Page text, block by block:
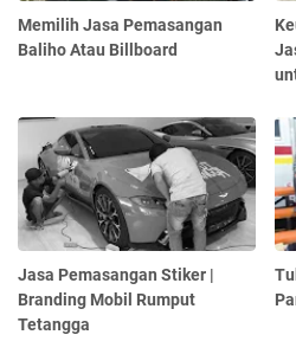
Memilih Jasa Pemasangan
Baliho Atau Billboard
Jasa Pemasangan Stiker |
Branding Mobil Rumput
Tetangga